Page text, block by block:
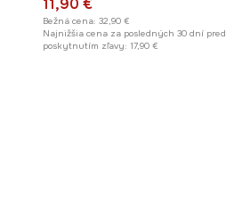
11,90 €
Bežná cena: 32,90 €
Najnižšia cena za posledných 30 dní pred
poskytnutím zľavy: 17,90 €